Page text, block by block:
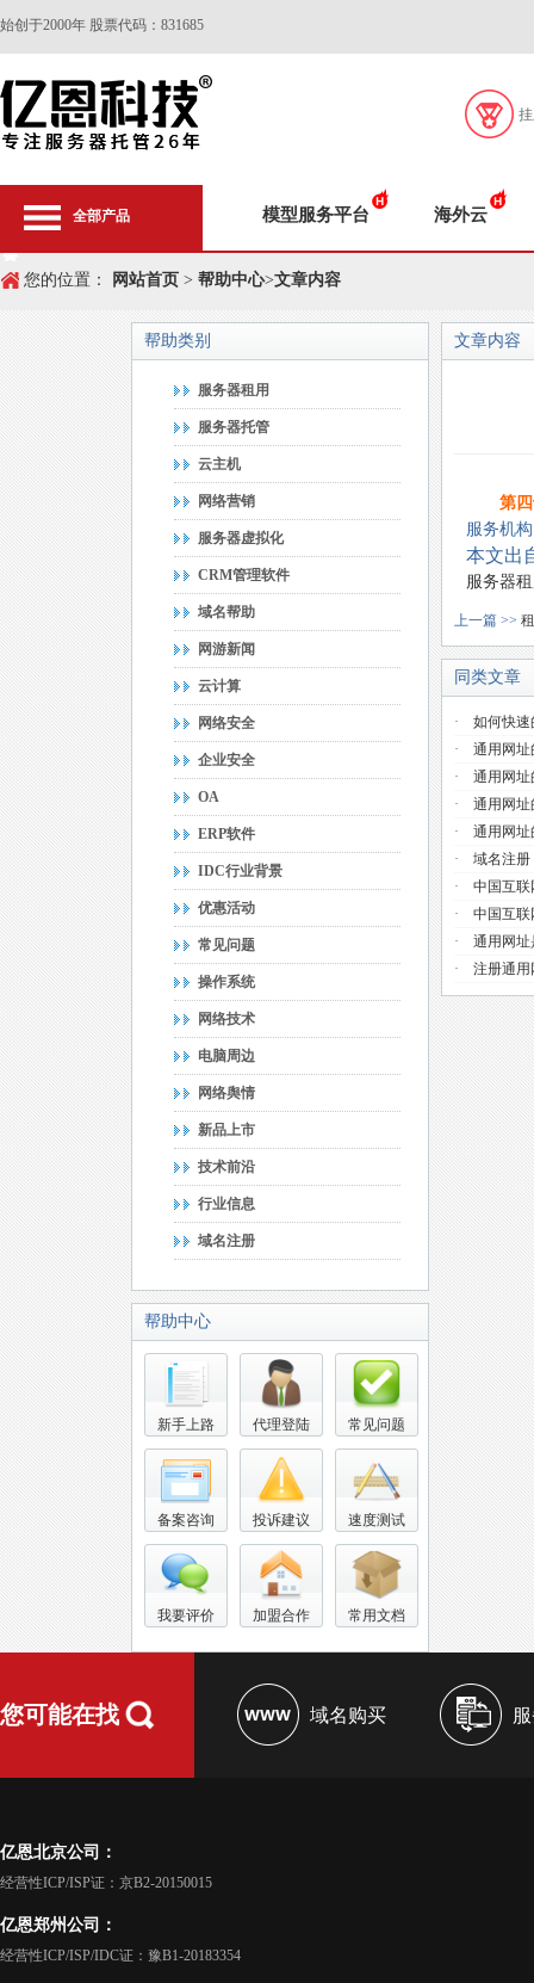
始创于2000年 股票代码：831685
全部产品 模型服务平台 海外云
您的位置： 网站首页 > 帮助中心>文章内容
帮助类别
服务器租用
服务器托管
云主机
网络营销
服务器虚拟化
CRM管理软件
域名帮助
网游新闻
云计算
网络安全
企业安全
OA
ERP软件
IDC行业背景
优惠活动
常见问题
操作系统
网络技术
电脑周边
网络舆情
新品上市
技术前沿
行业信息
域名注册
帮助中心
新手上路 代理登陆 常见问题
备案咨询 投诉建议 速度测试
我要评价 加盟合作 常用文档
文章内容
第四
服务机
本文出
服务器
上一篇 >>
同类文章
· 如何快速
· 通用网址
· 通用网
· 通用网
· 通用网址
· 域名注册
· 中国互联
· 中国互联
· 通用网址
· 注册通用
您可能在找 域名购买
亿恩北京公司：
经营性ICP/ISP证：京B2-20150015
亿恩郑州公司：
经营性ICP/ISP/IDC证：豫B1-20183354